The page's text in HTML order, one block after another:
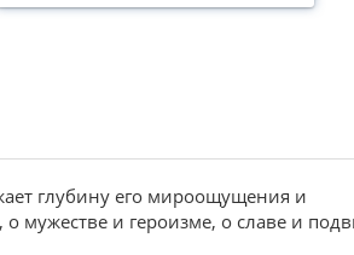
глубину его мироощущения и
мужестве и героизме, о славе и